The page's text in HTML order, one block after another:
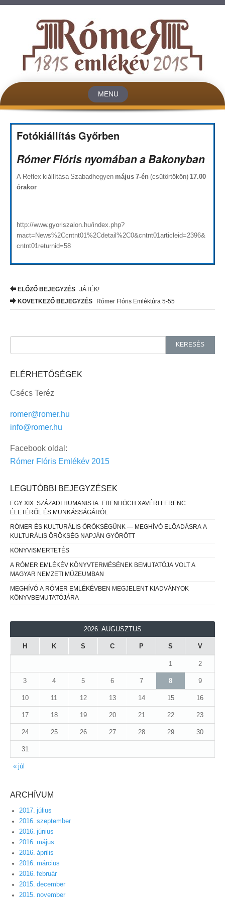
MENU
Fotókiállítás Győrben
Rómer Flóris nyomában a Bakonyban
A Reflex kiállítása Szabadhegyen május 7-én (csütörtökön) 17.00
órakor
http://www.gyoriszalon.hu/index.php?
mact=News%2Ccntnt01%2Cdetail%2C0&cntnt01articleid=2396&
cntnt01returnid=58
Post navigation
ELŐZŐ BEJEGYZÉS
JÁTÉK!
KÖVETKEZŐ BEJEGYZÉS
Rómer Flóris Emléktúra 5-55
KERESÉS
ELÉRHETŐSÉGEK
Csécs Teréz
romer@romer.hu
info@romer.hu
Facebook oldal:
Rómer Flóris Emlékév 2015
LEGUTÓBBI BEJEGYZÉSEK
EGY XIX. SZÁZADI HUMANISTA: EBENHÖCH XAVÉRI FERENC
ÉLETÉRŐL ÉS MUNKÁSSÁGÁRÓL
RÓMER ÉS KULTURÁLIS ÖRÖKSÉGÜNK — MEGHÍVÓ ELŐADÁSRA A
KULTURÁLIS ÖRÖKSÉG NAPJÁN GYŐRÖTT
KÖNYVISMERTETÉS
A RÓMER EMLÉKÉV KÖNYVTERMÉSÉNEK BEMUTATÓJA VOLT A
MAGYAR NEMZETI MÚZEUMBAN
MEGHÍVÓ A RÓMER EMLÉKÉVBEN MEGJELENT KIADVÁNYOK
KÖNYVBEMUTATÓJÁRA
2026. AUGUSZTUS
H K S C P S V
« júl
1 2
3 4 5 6 7 8 9
10 11 12 13 14 15 16
17 18 19 20 21 22 23
24 25 26 27 28 29 30
31
ARCHÍVUM
2017. július
2016. szeptember
2016. június
2016. május
2016. április
2016. március
2016. február
2015. december
2015. november